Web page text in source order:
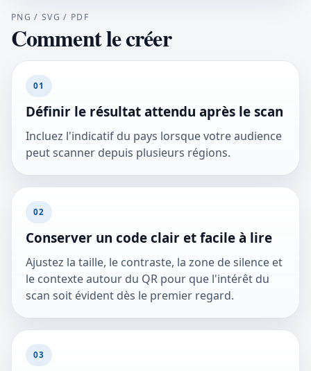
PNG / SVG / PDF
Comment le créer
01
Définir le résultat attendu après le scan
Incluez l'indicatif du pays lorsque votre audience
peut scanner depuis plusieurs régions.
02
Conserver un code clair et facile à lire
Ajustez la taille, le contraste, la zone de silence et
le contexte autour du QR pour que l'intérêt du
scan soit évident dès le premier regard.
03